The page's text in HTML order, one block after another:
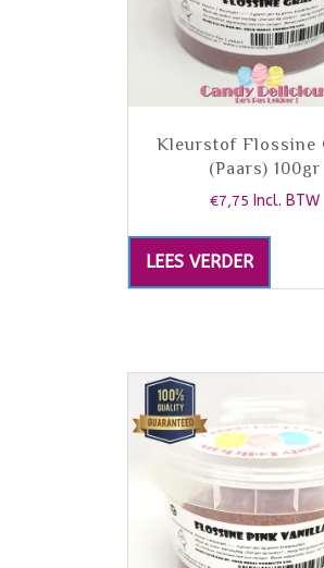
Kleurstof Flossine
(Paars) 100gr
€7,75 Incl. BTW
LEES VERDER